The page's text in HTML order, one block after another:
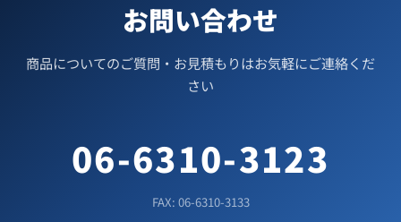
お問い合わせ
商品についてのご質問・お見積もりはお気軽にご連絡くだ
さい
06-6310-3123
FAX: 06-6310-3133